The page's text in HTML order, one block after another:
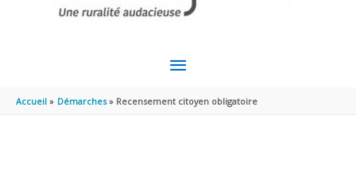
MENU
PRINCIPAL
Accueil Démarches Recensement citoyen obligatoire